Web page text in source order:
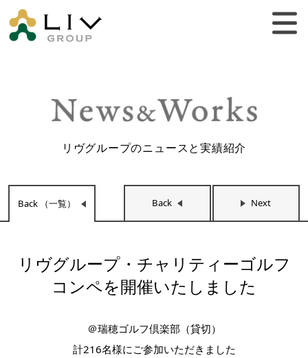
リヴグループのニュースと実績紹介
Back （一覧） Back Next
リヴグループ・チャリティーゴルフ
コンペを開催いたしました
＠瑞穂ゴルフ倶楽部（貸切）
計216名様にご参加いただきました